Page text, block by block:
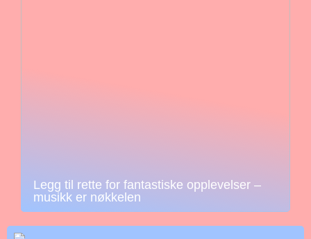
Legg til rette for fantastiske opplevelser –
musikk er nøkkelen